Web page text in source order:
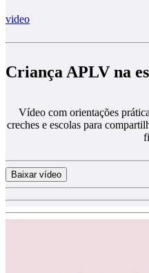
video
Criança APLV na
Vídeo com orientações
creches e escolas para
Baixar vídeo